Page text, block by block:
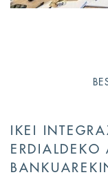
IKEI
ERDIALDEKO